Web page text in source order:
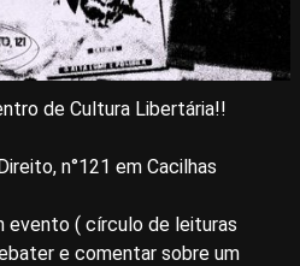
de Cultura Libertária!!
n°121 em Cacilhas
evento ( círculo de leituras
e comentar sobre um